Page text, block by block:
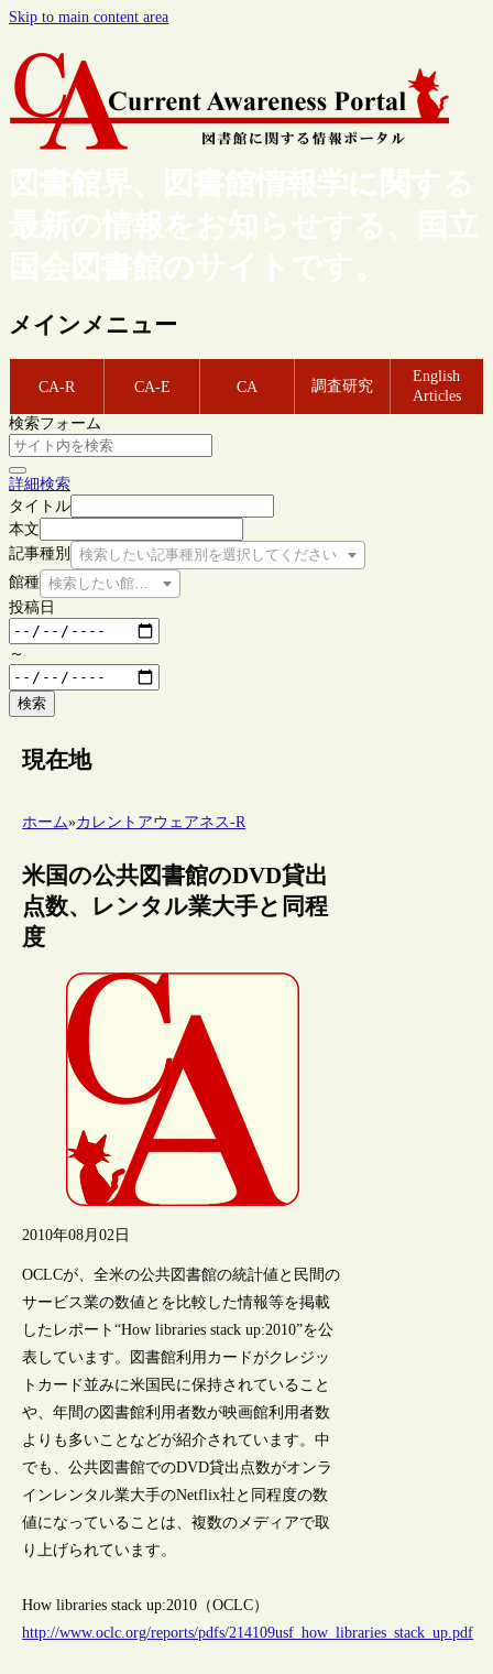
Skip to main content area
図書館界、図書館情報学に関する
最新の情報をお知らせする、国立
国会図書館のサイトです。
メインメニュー
CA-R CA-E CA 調査研究
English
Articles
検索フォーム
詳細検索
タイトル
本文
記事種別
検索したい記事種別を選択してください
館種 検索したい館種を選択してください
投稿日
～
検索
現在地
ホーム»カレントアウェアネス-R
米国の公共図書館のDVD貸出
点数、レンタル業大手と同程
度
2010年08月02日
OCLCが、全米の公共図書館の統計値と民間の
サービス業の数値とを比較した情報等を掲載
したレポート“How libraries stack up:2010”を公
表しています。図書館利用カードがクレジッ
トカード並みに米国民に保持されていること
や、年間の図書館利用者数が映画館利用者数
よりも多いことなどが紹介されています。中
でも、公共図書館でのDVD貸出点数がオンラ
インレンタル業大手のNetflix社と同程度の数
値になっていることは、複数のメディアで取
り上げられています。
How libraries stack up:2010（OCLC）
http://www.oclc.org/reports/pdfs/214109usf_how_libraries_stack_up.pdf